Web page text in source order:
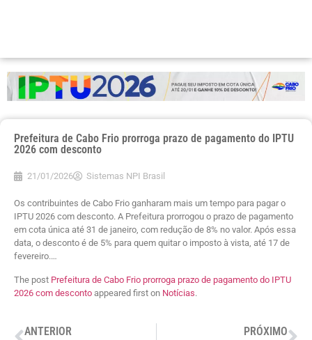
Prefeitura de Cabo Frio prorroga prazo de pagamento do IPTU
2026 com desconto
21/01/2026 Sistemas NPI Brasil
Os contribuintes de Cabo Frio ganharam mais um tempo para pagar o
IPTU 2026 com desconto. A Prefeitura prorrogou o prazo de pagamento
em cota única até 31 de janeiro, com redução de 8% no valor. Após essa
data, o desconto é de 5% para quem quitar o imposto à vista, até 17 de
fevereiro.…
The post Prefeitura de Cabo Frio prorroga prazo de pagamento do IPTU
2026 com desconto appeared first on Notícias.
ANTERIOR PRÓXIMO